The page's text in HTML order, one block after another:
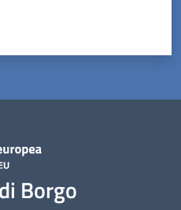
Borgo